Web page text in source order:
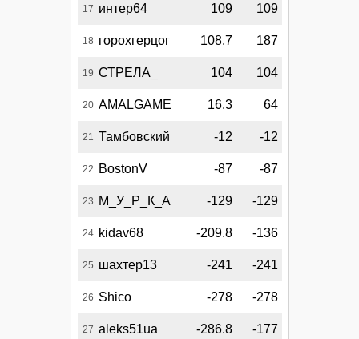
17 интер64 109 109
18 горохгерцог 108.7 187
19 СТРЕЛА_ 104 104
20 AMALGAME 16.3 64
21 Тамбовский -12 -12
22 BostonV -87 -87
23 М_У_Р_К_А -129 -129
24 kidav68 -209.8 -136
25 шахтер13 -241 -241
26 Shico -278 -278
27 aleks51ua -286.8 -177